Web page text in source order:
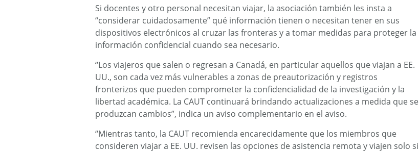
Si docentes y otro personal necesitan viajar, la asociación también les insta a
“considerar cuidadosamente” qué información tienen o necesitan tener en sus
dispositivos electrónicos al cruzar las fronteras y a tomar medidas para proteger la
información confidencial cuando sea necesario.
“Los viajeros que salen o regresan a Canadá, en particular aquellos que viajan a EE.
UU., son cada vez más vulnerables a zonas de preautorización y registros
fronterizos que pueden comprometer la confidencialidad de la investigación y la
libertad académica. La CAUT continuará brindando actualizaciones a medida que se
produzcan cambios”, indica un aviso complementario en el aviso.
“Mientras tanto, la CAUT recomienda encarecidamente que los miembros que
consideren viajar a EE. UU. revisen las opciones de asistencia remota y viajen solo si